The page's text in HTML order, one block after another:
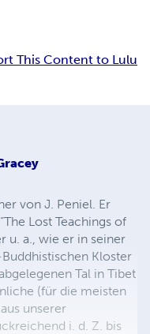
This Content to Lulu
von J. Peniel. Er
Lost Teachings of
u. a., wie er in seiner
Kloster
Tal in Tibet
(für die meisten
unserer
i. d. Z. bis